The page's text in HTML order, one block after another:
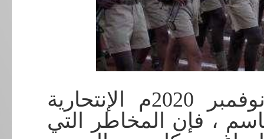
إذا لم يتم التصدي لمغامرة نوفمبر 2020م الإنتحارية
، فإن المخاطر التي